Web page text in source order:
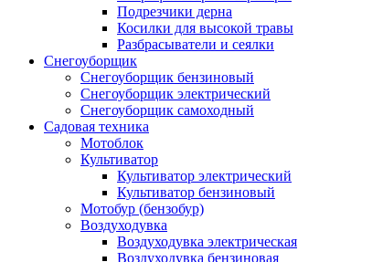
Подрезчики дерна
Косилки для высокой травы
Разбрасыватели и сеялки
Снегоуборщик
Снегоуборщик бензиновый
Снегоуборщик электрический
Снегоуборщик самоходный
Садовая техника
Мотоблок
Культиватор
Культиватор электрический
Культиватор бензиновый
Мотобур (бензобур)
Воздуходувка
Воздуходувка электрическая
Воздуходувка бензиновая